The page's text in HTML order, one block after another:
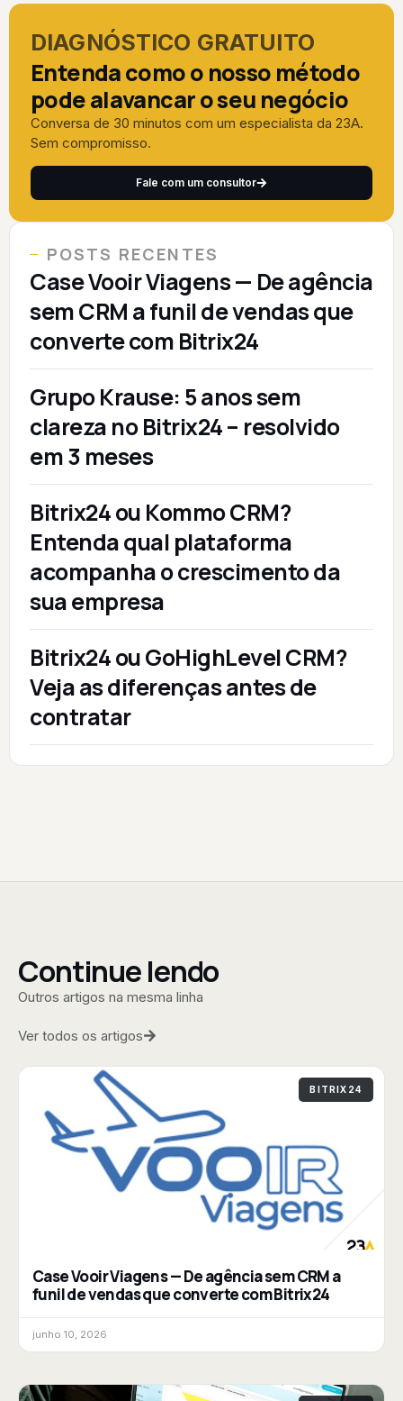
DIAGNÓSTICO GRATUITO
Entenda como o nosso método
pode alavancar o seu negócio
Conversa de 30 minutos com um especialista da 23A.
Sem compromisso.
Fale com um consultor
POSTS RECENTES
Case Vooir Viagens — De agência
sem CRM a funil de vendas que
converte com Bitrix24
Grupo Krause: 5 anos sem
clareza no Bitrix24 – resolvido
em 3 meses
Bitrix24 ou Kommo CRM?
Entenda qual plataforma
acompanha o crescimento da
sua empresa
Bitrix24 ou GoHighLevel CRM?
Veja as diferenças antes de
contratar
Continue lendo
Outros artigos na mesma linha
Ver todos os artigos
BITRIX24
Case Vooir Viagens — De agência sem CRM a
funil de vendas que converte com Bitrix24
junho 10, 2026